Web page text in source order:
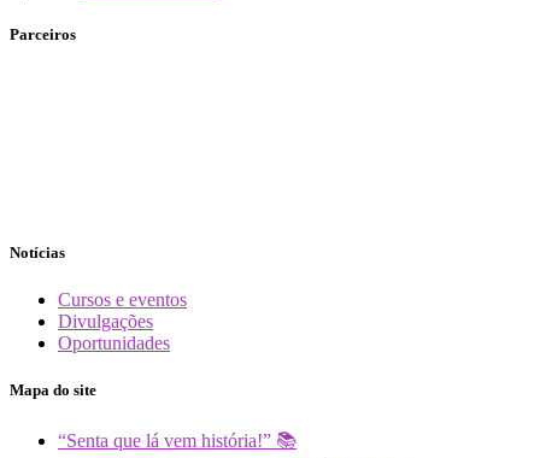
Parceiros
Notícias
Cursos e eventos
Divulgações
Oportunidades
Mapa do site
“Senta que lá vem história!” 📚